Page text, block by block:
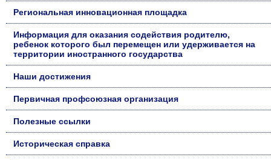
Региональная инновационная площадка
Информация для оказания содействия родителю,
ребенок которого был перемещен или удерживается на
территории иностранного государства
Наши достижения
Первичная профсоюзная организация
Полезные ссылки
Историческая справка